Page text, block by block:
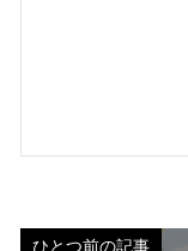
ひとつ前の記事